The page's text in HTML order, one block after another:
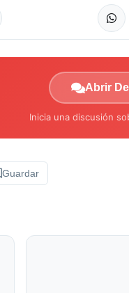
Abrir
Inicia una discusión
Guardar